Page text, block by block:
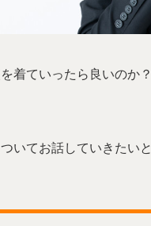
着ていったら良いのか？
いてお話していきたい